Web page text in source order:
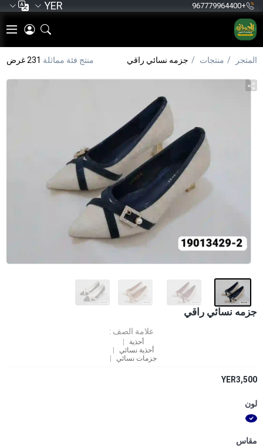
+967779964400
YER
المتجر منتجات جزمه نسائي راقي منتج فئة مماثلة 231 غرض
جزمه نسائي راقي
علامة الصف :
أحذية
أحذية نسائي
جزمات نسائي
YER3,500
لون
مقاس